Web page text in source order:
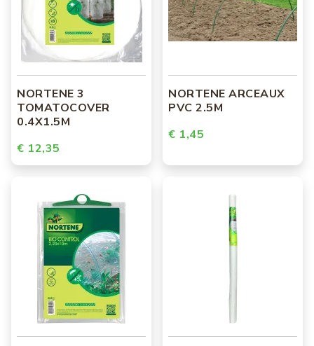
NORTENE 3
TOMATOCOVER
0.4X1.5M
€ 12,35
NORTENE ARCEAUX
PVC 2.5M
€ 1,45